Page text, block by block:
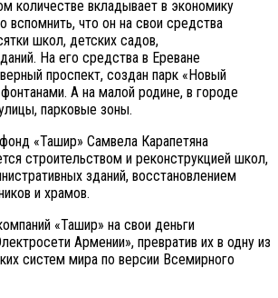
количестве вкладывает в экономику
вспомнить, что он на свои средства
школ, детских садов,
На его средства в Ереване
проспект, создан парк «Новый
А на малой родине, в городе
парковые зоны.
«Ташир» Самвела Карапетяна
строительством и реконструкцией школ,
зданий, восстановлением
и храмов.
«Ташир» на свои деньги
Армении», превратив их в одну из
систем мира по версии Всемирного